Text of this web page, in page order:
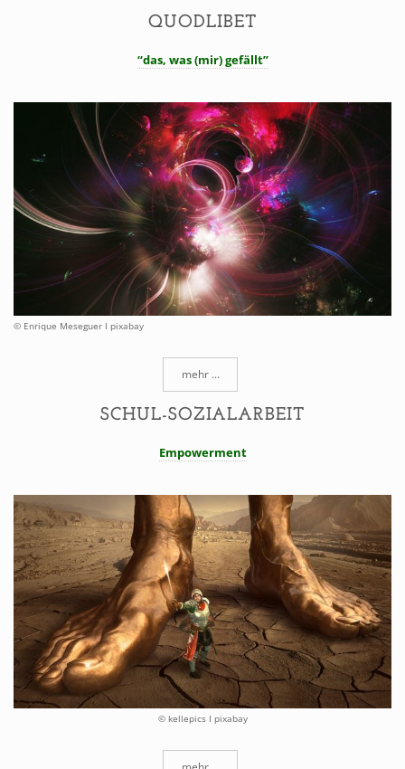
QUODLIBET
“das, was (mir) gefällt”
© Enrique Meseguer I pixabay
mehr ...
SCHUL-SOZIALARBEIT
Empowerment
© kellepics I pixabay